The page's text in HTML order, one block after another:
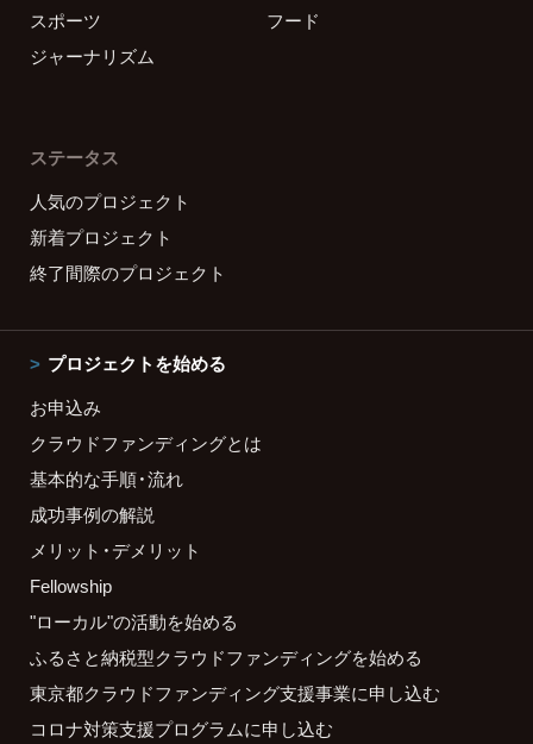
スポーツ
フード
ジャーナリズム
ステータス
人気のプロジェクト
新着プロジェクト
終了間際のプロジェクト
プロジェクトを始める
お申込み
クラウドファンディングとは
基本的な手順・流れ
成功事例の解説
メリット・デメリット
Fellowship
"ローカル"の活動を始める
ふるさと納税型クラウドファンディングを始める
東京都クラウドファンディング支援事業に申し込む
コロナ対策支援プログラムに申し込む